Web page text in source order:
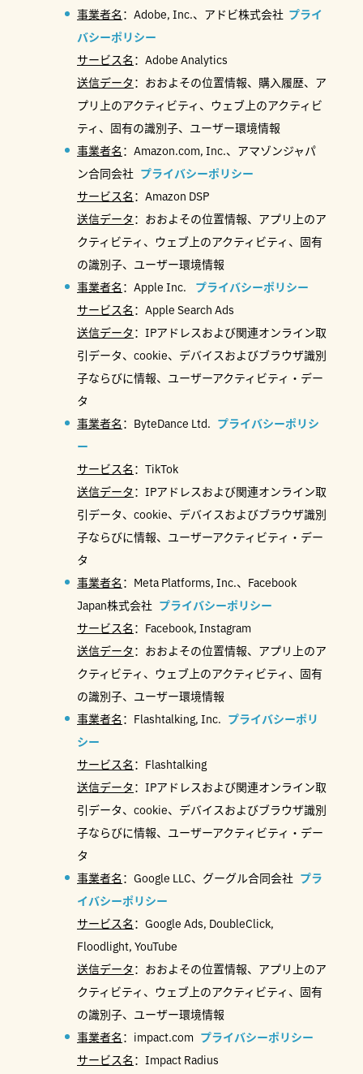
事業者名 ：Adobe, Inc.、アドビ株式会社 プライ
バシーポリシー
サービス名 ：Adobe Analytics
送信データ ：おおよその位置情報、購入履歴、ア
プリ上のアクティビティ、ウェブ上のアクティビ
ティ、固有の識別子、ユーザー環境情報
事業者名 ：Amazon.com, Inc.、アマゾンジャパ
ン合同会社 プライバシーポリシー
サービス名 ：Amazon DSP
送信データ ：おおよその位置情報、アプリ上のア
クティビティ、ウェブ上のアクティビティ、固有
の識別子、ユーザー環境情報
事業者名 ：Apple Inc.
プライバシーポリシー
サービス名 ：Apple Search Ads
送信データ ：IPアドレスおよび関連オンライン取
引データ、cookie、デバイスおよびブラウザ識別
子ならびに情報、ユーザーアクティビティ・デー
タ
事業者名 ：ByteDance Ltd. プライバシーポリシ
ー
サービス名 ：TikTok
送信データ ：IPアドレスおよび関連オンライン取
引データ、cookie、デバイスおよびブラウザ識別
子ならびに情報、ユーザーアクティビティ・デー
タ
事業者名 ：Meta Platforms, Inc.、Facebook
Japan株式会社 プライバシーポリシー
サービス名 ：Facebook, Instagram
送信データ ：おおよその位置情報、アプリ上のア
クティビティ、ウェブ上のアクティビティ、固有
の識別子、ユーザー環境情報
事業者名 ：Flashtalking, Inc. プライバシーポリ
シー
サービス名 ：Flashtalking
送信データ ：IPアドレスおよび関連オンライン取
引データ、cookie、デバイスおよびブラウザ識別
子ならびに情報、ユーザーアクティビティ・デー
タ
事業者名 ：Google LLC、グーグル合同会社 プラ
イバシーポリシー
サービス名 ：Google Ads, DoubleClick,
Floodlight, YouTube
送信データ ：おおよその位置情報、アプリ上のア
クティビティ、ウェブ上のアクティビティ、固有
の識別子、ユーザー環境情報
事業者名 ：impact.com プライバシーポリシー
サービス名 ：Impact Radius